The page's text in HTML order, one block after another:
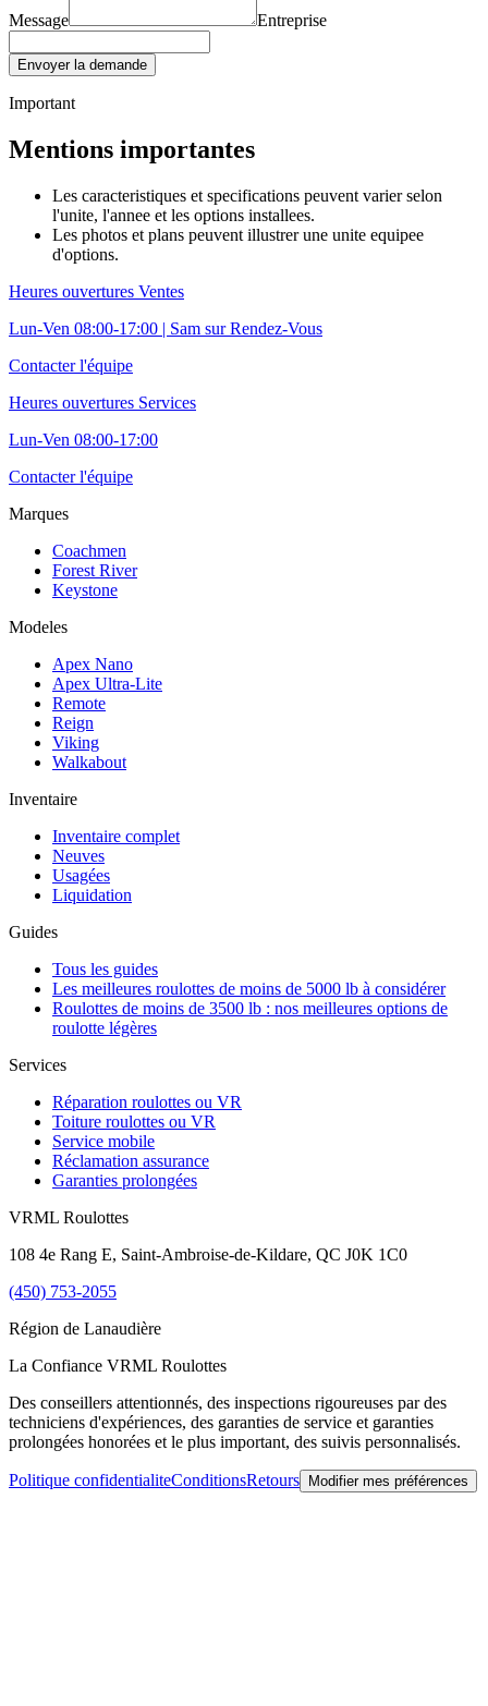
Message Entreprise
Envoyer la demande
Important
Mentions importantes
Les caracteristiques et specifications peuvent varier selon
l'unite, l'annee et les options installees.
Les photos et plans peuvent illustrer une unite equipee
d'options.
Heures ouvertures Ventes
Lun-Ven 08:00-17:00 | Sam sur Rendez-Vous
Contacter l'équipe
Heures ouvertures Services
Lun-Ven 08:00-17:00
Contacter l'équipe
Marques
Coachmen
Forest River
Keystone
Modeles
Apex Nano
Apex Ultra-Lite
Remote
Reign
Viking
Walkabout
Inventaire
Inventaire complet
Neuves
Usagées
Liquidation
Guides
Tous les guides
Les meilleures roulottes de moins de 5000 lb à considérer
Roulottes de moins de 3500 lb : nos meilleures options de
roulotte légères
Services
Réparation roulottes ou VR
Toiture roulottes ou VR
Service mobile
Réclamation assurance
Garanties prolongées
VRML Roulottes
108 4e Rang E, Saint-Ambroise-de-Kildare, QC J0K 1C0
(450) 753-2055
Région de Lanaudière
La Confiance VRML Roulottes
Des conseillers attentionnés, des inspections rigoureuses par des
techniciens d'expériences, des garanties de service et garanties
prolongées honorées et le plus important, des suivis personnalisés.
Politique confidentialiteConditionsRetours Modifier mes préférences